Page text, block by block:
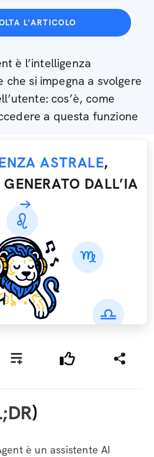
L'ARTICOLO
è l’intelligenza
si impegna a svolgere
cos’è, come
a questa funzione
ASTRALE,
DALL’IA
)
è un assistente AI